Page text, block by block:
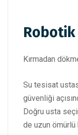
Robotik
Kırmadan
Su tesisat
güvenliği
Doğru usta
de uzun